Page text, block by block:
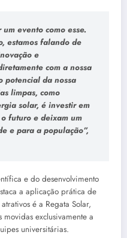
evento como esse.
estamos falando de
e
com a nossa
potencial da nossa
limpas, como
solar, é investir em
futuro e deixam um
e para a população”,
e do desenvolvimento
a aplicação prática de
é a Regata Solar,
exclusivamente a
universitárias.